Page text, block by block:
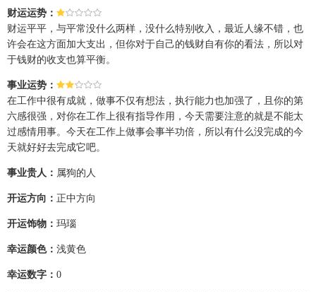
财运运势：
财运平平，与平常没什么两样，没什么特别收入，最近人缘不错，也
许会在这方面加大支出，但你对于自己的钱财自有你的看法，所以对
于钱财的收支也算平衡。
事业运势：
在工作中很有成就，做事不仅有想法，执行能力也加强了，且你的第
六感很强，对你在工作上很有指导作用，今天需要注意的就是不能太
过感情用事。今天在工作上做事会事半功倍，所以有什么没完成的今
天就好好去完成它吧。
事业贵人： 属狗的人
开运方向： 正中方向
开运饰物： 玛瑙
幸运颜色： 浅黄色
幸运数字： 0